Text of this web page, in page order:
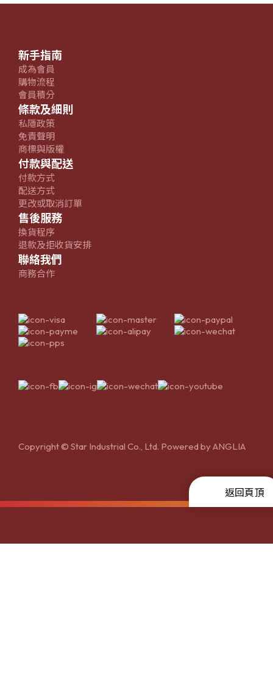
新手指南
成為會員
購物流程
會員積分
條款及細則
私隱政策
免責聲明
商標與版權
付款與配送
付款方式
配送方式
更改或取消訂單
售後服務
換貨程序
退款及拒收貨安排
聯絡我們
商務合作
Copyright © Star Industrial Co., Ltd. Powered byANGLIA
返回頁頂